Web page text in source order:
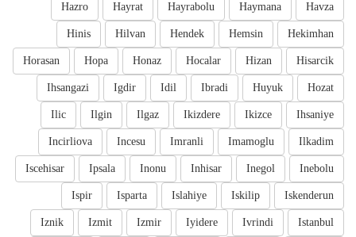
Havza
Haymana
Hayrabolu
Hayrat
Hazro
Hekimhan
Hemsin
Hendek
Hilvan
Hinis
Hisarcik
Hizan
Hocalar
Honaz
Hopa
Horasan
Hozat
Huyuk
Ibradi
Idil
Igdir
Ihsangazi
Ihsaniye
Ikizce
Ikizdere
Ilgaz
Ilgin
Ilic
Ilkadim
Imamoglu
Imranli
Incesu
Incirliova
Inebolu
Inegol
Inhisar
Inonu
Ipsala
Iscehisar
Iskenderun
Iskilip
Islahiye
Isparta
Ispir
Istanbul
Ivrindi
Iyidere
Izmir
Izmit
Iznik